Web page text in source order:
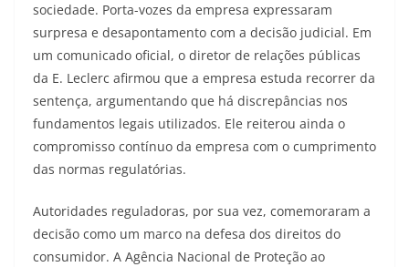
sociedade. Porta-vozes da empresa expressaram
surpresa e desapontamento com a decisão judicial. Em
um comunicado oficial, o diretor de relações públicas
da E. Leclerc afirmou que a empresa estuda recorrer da
sentença, argumentando que há discrepâncias nos
fundamentos legais utilizados. Ele reiterou ainda o
compromisso contínuo da empresa com o cumprimento
das normas regulatórias.
Autoridades reguladoras, por sua vez, comemoraram a
decisão como um marco na defesa dos direitos do
consumidor. A Agência Nacional de Proteção ao